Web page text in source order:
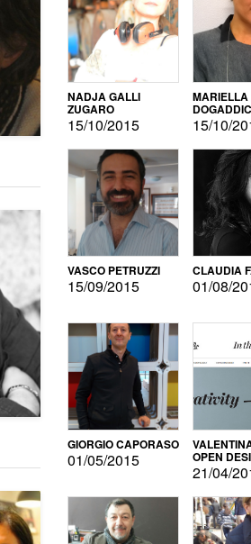
NADJA GALLI
ZUGARO
15/10/2015 15/10/
VASCO PETRUZZI
15/09/2015
CLAUDIA
01/08/
GIORGIO CAPORASO
01/05/2015 OPEN
21/04/